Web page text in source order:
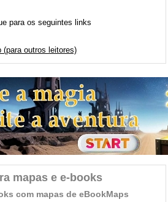
para os seguintes links
(para outros leitores)
mapas e e-books
com mapas de eBookMaps